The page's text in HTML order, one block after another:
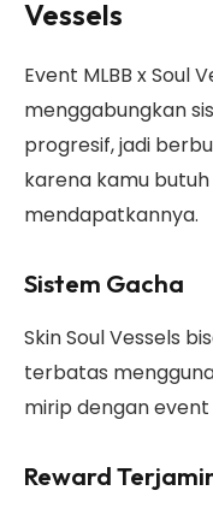
Vessels
Event MLBB x Soul
menggabungkan
progresif, jadi
karena kamu
mendapatkannya.
Sistem Gacha
Skin Soul Vessels
terbatas
mirip dengan event
Reward